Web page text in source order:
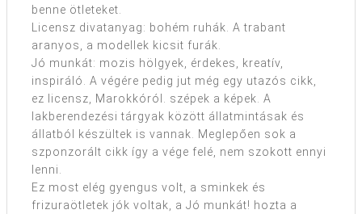
benne ötleteket.
Licensz divatanyag: bohém ruhák. A trabant
aranyos, a modellek kicsit furák.
Jó munkát: mozis hölgyek, érdekes, kreatív,
inspiráló. A végére pedig jut még egy utazós cikk,
ez licensz, Marokkóról. szépek a képek. A
lakberendezési tárgyak között állatmintásak és
állatból készültek is vannak. Meglepően sok a
szponzorált cikk így a vége felé, nem szokott ennyi
lenni.
Ez most elég gyengus volt, a sminkek és
frizuraötletek jók voltak, a Jó munkát! hozta a